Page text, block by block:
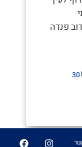
פנדה
30